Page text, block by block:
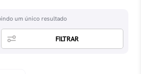
um único resultado
FILTRAR